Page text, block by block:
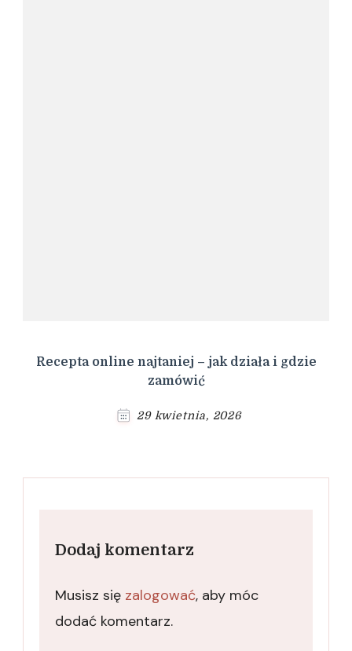
Recepta online najtaniej – jak działa i gdzie
zamówić
29 kwietnia, 2026
Dodaj komentarz
Musisz się zalogować, aby móc
dodać komentarz.